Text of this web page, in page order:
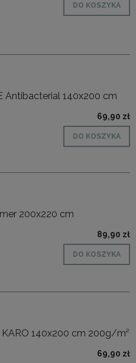
DO KOSZYKA
Antibacterial 140x200 cm
69,90 zł
DO KOSZYKA
200x220 cm
89,90 zł
DO KOSZYKA
140x200 cm 200g/m²
69,90 zł